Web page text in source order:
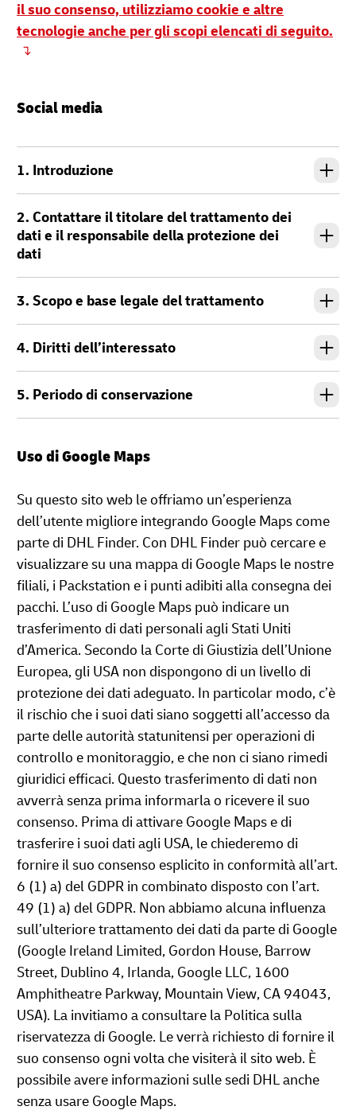
il suo consenso, utilizziamo cookie e altre
tecnologie anche per gli scopi elencati di seguito.
Social media
1. Introduzione
2. Contattare il titolare del trattamento dei
dati e il responsabile della protezione dei
dati
3. Scopo e base legale del trattamento
4. Diritti dell’interessato
5. Periodo di conservazione
Uso di Google Maps
Su questo sito web le offriamo un’esperienza
dell’utente migliore integrando Google Maps come
parte di DHL Finder. Con DHL Finder può cercare e
visualizzare su una mappa di Google Maps le nostre
filiali, i Packstation e i punti adibiti alla consegna dei
pacchi. L’uso di Google Maps può indicare un
trasferimento di dati personali agli Stati Uniti
d’America. Secondo la Corte di Giustizia dell’Unione
Europea, gli USA non dispongono di un livello di
protezione dei dati adeguato. In particolar modo, c’è
il rischio che i suoi dati siano soggetti all’accesso da
parte delle autorità statunitensi per operazioni di
controllo e monitoraggio, e che non ci siano rimedi
giuridici efficaci. Questo trasferimento di dati non
avverrà senza prima informarla o ricevere il suo
consenso. Prima di attivare Google Maps e di
trasferire i suoi dati agli USA, le chiederemo di
fornire il suo consenso esplicito in conformità all’art.
6 (1) a) del GDPR in combinato disposto con l’art.
49 (1) a) del GDPR. Non abbiamo alcuna influenza
sull’ulteriore trattamento dei dati da parte di Google
(Google Ireland Limited, Gordon House, Barrow
Street, Dublino 4, Irlanda, Google LLC, 1600
Amphitheatre Parkway, Mountain View, CA 94043,
USA). La invitiamo a consultare la Politica sulla
riservatezza di Google. Le verrà richiesto di fornire il
suo consenso ogni volta che visiterà il sito web. È
possibile avere informazioni sulle sedi DHL anche
senza usare Google Maps.